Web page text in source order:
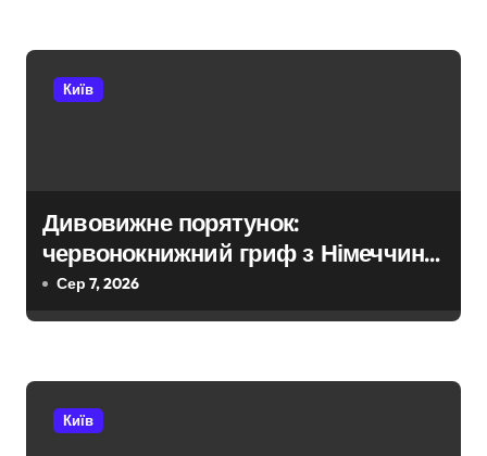
і
Київ
Дивовижне порятунок:
червонокнижний гриф з Німеччини
ледве в survivors after мандрівки
на Київщині
Сер 7, 2026
Київ